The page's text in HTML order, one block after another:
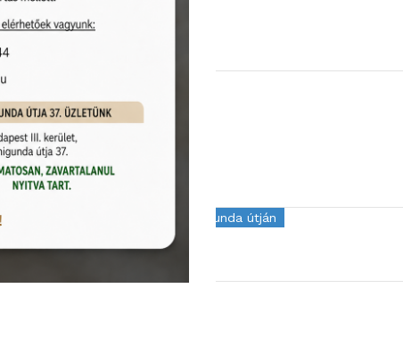
670
(2-3 hét)
KOSÁRBA TESZEM
Alkotás úton Kiállítva Kunigunda útján